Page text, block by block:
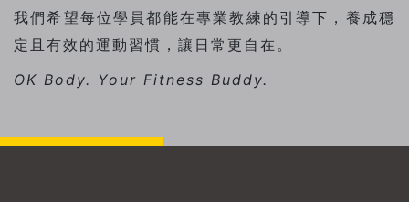
我們希望每位學員都能在專業教練的引導下，養成穩
定且有效的運動習慣，讓日常更自在。
OK Body. Your Fitness Buddy.